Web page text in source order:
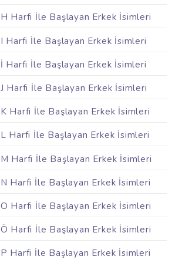
H Harfi İle Başlayan Erkek İsimleri
I Harfi İle Başlayan Erkek İsimleri
İ Harfi İle Başlayan Erkek İsimleri
J Harfi İle Başlayan Erkek İsimleri
K Harfi İle Başlayan Erkek İsimleri
L Harfi İle Başlayan Erkek İsimleri
M Harfi İle Başlayan Erkek İsimleri
N Harfi İle Başlayan Erkek İsimleri
O Harfi İle Başlayan Erkek İsimleri
Ö Harfi İle Başlayan Erkek İsimleri
P Harfi İle Başlayan Erkek İsimleri